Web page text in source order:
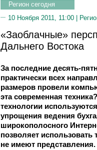
Регион сегодня
10 Ноября 2011, 11:00 |
«Заоблачные»
Дальнего Востока
За последние десять-
практически всех
размеров провели
эта современная
технологии
упрощения ведения
широкополосного
позволяет
не имеют представления.